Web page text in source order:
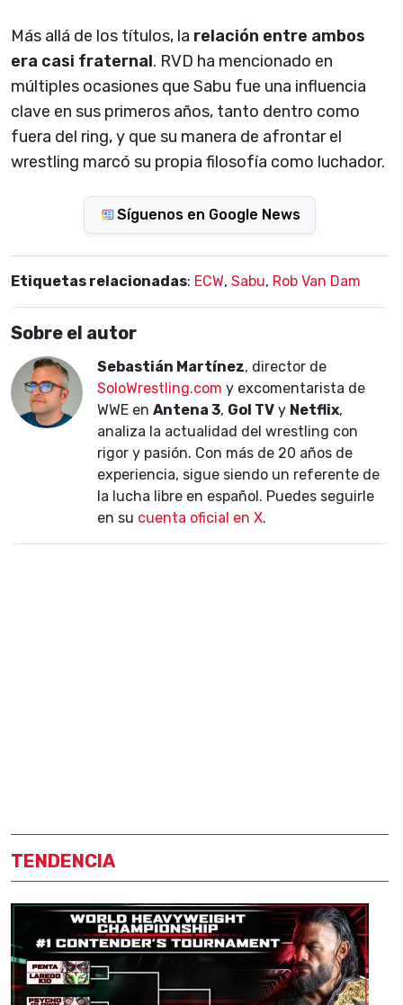
Más allá de los títulos, la relación entre ambos
era casi fraternal. RVD ha mencionado en
múltiples ocasiones que Sabu fue una influencia
clave en sus primeros años, tanto dentro como
fuera del ring, y que su manera de afrontar el
wrestling marcó su propia filosofía como luchador.
Síguenos en Google News
Etiquetas relacionadas: ECW, Sabu, Rob Van Dam
Sobre el autor
Sebastián Martínez, director de
SoloWrestling.com y excomentarista de
WWE en Antena 3, Gol TV y Netflix,
analiza la actualidad del wrestling con
rigor y pasión. Con más de 20 años de
experiencia, sigue siendo un referente de
la lucha libre en español. Puedes seguirle
en su cuenta oficial en X.
TENDENCIA